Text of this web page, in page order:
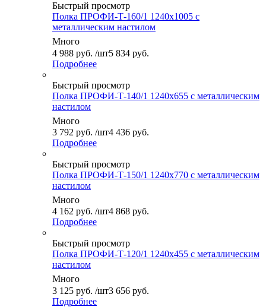
Быстрый просмотр
Полка ПРОФИ-Т-160/1 1240x1005 с
металлическим настилом
Много
4 988 руб. /шт5 834 руб.
Подробнее
Быстрый просмотр
Полка ПРОФИ-Т-140/1 1240x655 с металлическим
настилом
Много
3 792 руб. /шт4 436 руб.
Подробнее
Быстрый просмотр
Полка ПРОФИ-Т-150/1 1240x770 с металлическим
настилом
Много
4 162 руб. /шт4 868 руб.
Подробнее
Быстрый просмотр
Полка ПРОФИ-Т-120/1 1240x455 с металлическим
настилом
Много
3 125 руб. /шт3 656 руб.
Подробнее